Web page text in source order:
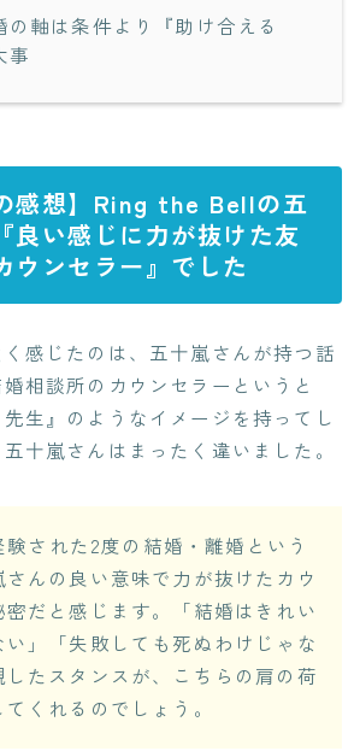
の軸は条件より『助け合える
事
感想】Ring the Bellの五
良い感じに力が抜けた友
ウンセラー』でした
感じたのは、五十嵐さんが持つ話
相談所のカウンセラーというと
先生』のようなイメージを持ってし
十嵐さんはまったく違いました。
された2度の結婚・離婚という
んの良い意味で力が抜けたカウ
密だと感じます。「結婚はきれい
い」「失敗しても死ぬわけじゃな
たスタンスが、こちらの肩の荷
くれるのでしょう。